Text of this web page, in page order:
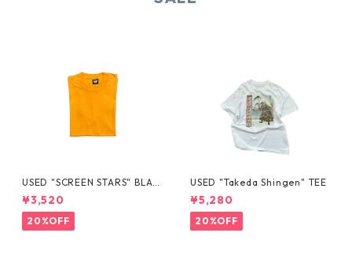
USED "SCREEN STARS" BLAN
K TEE
¥3,520
20%OFF
USED "Takeda Shingen" TEE
¥5,280
20%OFF